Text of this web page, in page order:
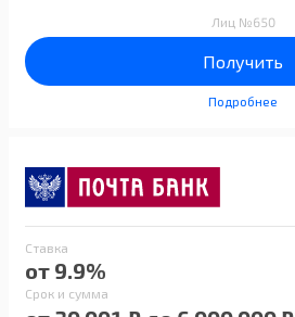
Лиц №650
Получить
Подробнее
Ставка
от 9.9%
Срок и сумма